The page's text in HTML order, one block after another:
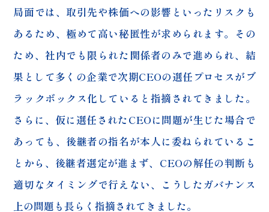
局面では、取引先や株価への影響といったリスクも
あるため、極めて高い秘匿性が求められます。その
ため、社内でも限られた関係者のみで進められ、結
果として多くの企業で次期CEOの選任プロセスがブ
ラックボックス化していると指摘されてきました。
さらに、仮に選任されたCEOに問題が生じた場合で
あっても、後継者の指名が本人に委ねられているこ
とから、後継者選定が進まず、CEOの解任の判断も
適切なタイミングで行えない、こうしたガバナンス
上の問題も長らく指摘されてきました。